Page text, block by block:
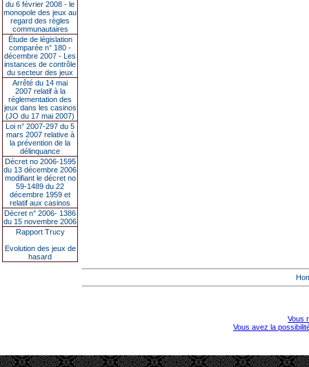
du 6 février 2008 - le
monopole des jeux au
regard des règles
communautaires
Étude de législation
comparée n° 180 -
décembre 2007 - Les
instances de contrôle
du secteur des jeux
Arrêté du 14 mai
2007 relatif à la
réglementation des
jeux dans les casinos
(JO du 17 mai 2007)
Loi n° 2007-297 du 5
mars 2007 relative à
la prévention de la
délinquance
Décret no 2006-1595
du 13 décembre 2006
modifiant le décret no
59-1489 du 22
décembre 1959 et
relatif aux casinos
Décret n° 2006- 1386
du 15 novembre 2006
Rapport Trucy
Evolution des jeux de
hasard
Vous
Vous avez la